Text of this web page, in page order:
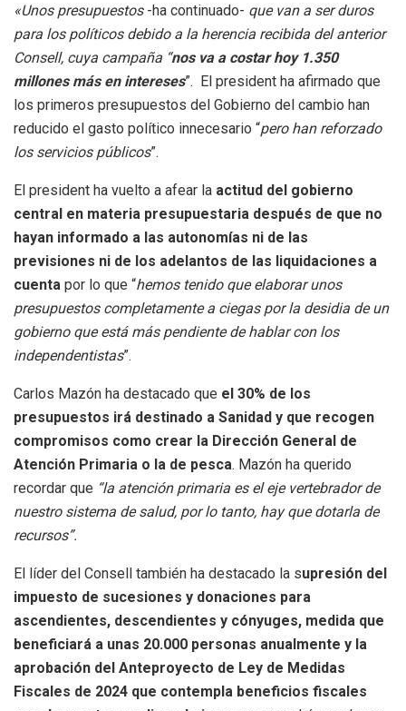
«Unos presupuestos-ha continuado- que van a ser duros
para los políticos debido a la herencia recibida del anterior
Consell, cuya campaña “nos va a costar hoy 1.350
millones más en intereses”. El president ha afirmado que
los primeros presupuestos del Gobierno del cambio han
reducido el gasto político innecesario “pero han reforzado
los servicios públicos”.
El president ha vuelto a afear la actitud del gobierno
central en materia presupuestaria después de que no
hayan informado a las autonomías ni de las
previsiones ni de los adelantos de las liquidaciones a
cuenta por lo que “hemos tenido que elaborar unos
presupuestos completamente a ciegas por la desidia de un
gobierno que está más pendiente de hablar con los
independentistas”.
Carlos Mazón ha destacado que el 30% de los
presupuestos irá destinado a Sanidad y que recogen
compromisos como crear la Dirección General de
Atención Primaria o la de pesca. Mazón ha querido
recordar que “la atención primaria es el eje vertebrador de
nuestro sistema de salud, por lo tanto, hay que dotarla de
recursos”.
El líder del Consell también ha destacado la supresión del
impuesto de sucesiones y donaciones para
ascendientes, descendientes y cónyuges, medida que
beneficiará a unas 20.000 personas anualmente y la
aprobación del Anteproyecto de Ley de Medidas
Fiscales de 2024 que contempla beneficios fiscales